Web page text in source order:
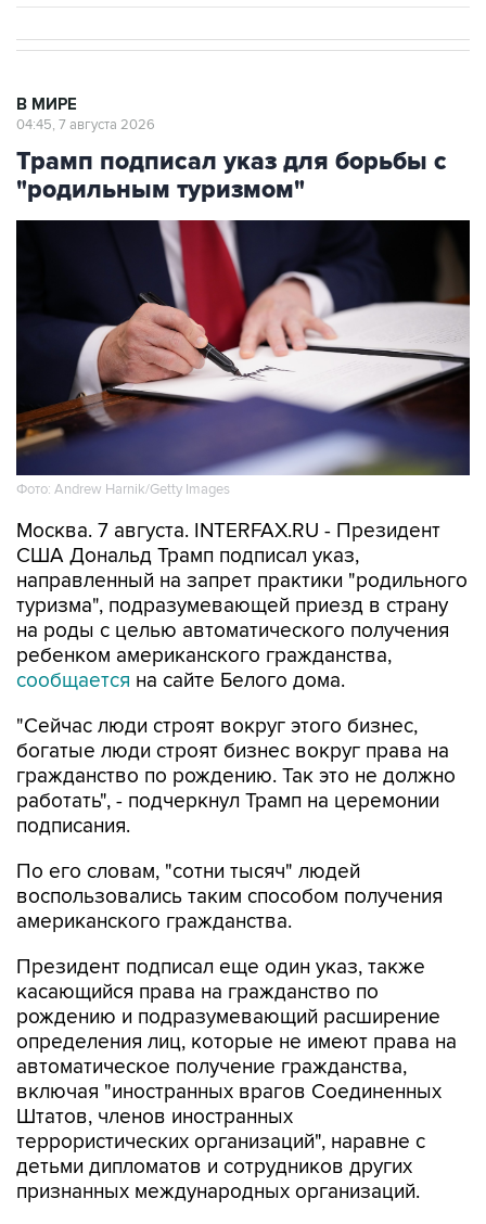
В МИРЕ
04:45, 7 августа 2026
Трамп подписал указ для борьбы с
"родильным туризмом"
Фото: Andrew Harnik/Getty Images
Москва. 7 августа. INTERFAX.RU - Президент
США Дональд Трамп подписал указ,
направленный на запрет практики "родильного
туризма", подразумевающей приезд в страну
на роды с целью автоматического получения
ребенком американского гражданства,
сообщается на сайте Белого дома.
"Сейчас люди строят вокруг этого бизнес,
богатые люди строят бизнес вокруг права на
гражданство по рождению. Так это не должно
работать", - подчеркнул Трамп на церемонии
подписания.
По его словам, "сотни тысяч" людей
воспользовались таким способом получения
американского гражданства.
Президент подписал еще один указ, также
касающийся права на гражданство по
рождению и подразумевающий расширение
определения лиц, которые не имеют права на
автоматическое получение гражданства,
включая "иностранных врагов Соединенных
Штатов, членов иностранных
террористических организаций", наравне с
детьми дипломатов и сотрудников других
признанных международных организаций.